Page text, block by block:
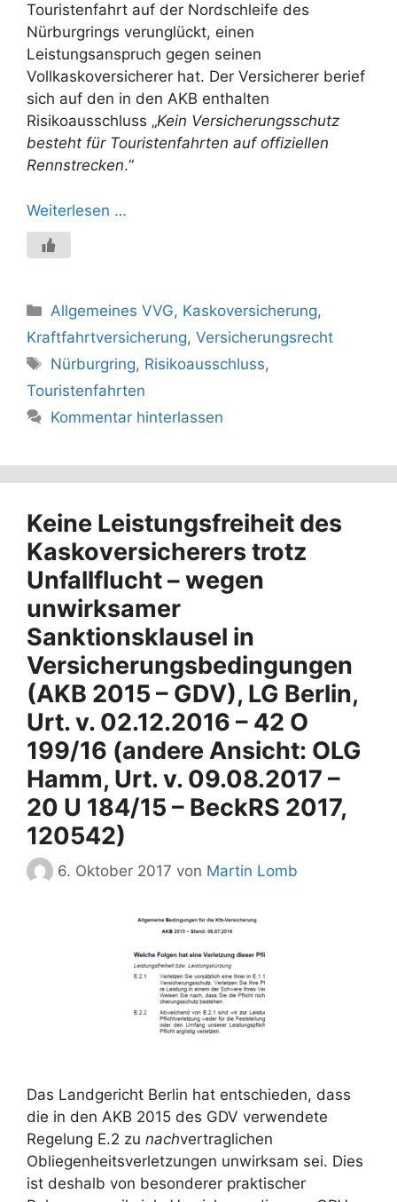
Touristenfahrt auf der Nordschleife des
Nürburgrings verunglückt, einen
Leistungsanspruch gegen seinen
Vollkaskoversicherer hat. Der Versicherer berief
sich auf den in den AKB enthalten
Risikoausschluss „Kein Versicherungsschutz
besteht für Touristenfahrten auf offiziellen
Rennstrecken.“
Weiterlesen …
Kategorien
Allgemeines VVG, Kaskoversicherung,
Kraftfahrtversicherung, Versicherungsrecht
Schlagwörter
Nürburgring, Risikoausschluss,
Touristenfahrten
Kommentar hinterlassen
Keine Leistungsfreiheit des
Kaskoversicherers trotz
Unfallflucht – wegen
unwirksamer
Sanktionsklausel in
Versicherungsbedingungen
(AKB 2015 – GDV), LG Berlin,
Urt. v. 02.12.2016 – 42 O
199/16 (andere Ansicht: OLG
Hamm, Urt. v. 09.08.2017 –
20 U 184/15 – BeckRS 2017,
120542)
6. Oktober 2017 von Martin Lomb
Das Landgericht Berlin hat entschieden, dass
die in den AKB 2015 des GDV verwendete
Regelung E.2 zu nachvertraglichen
Obliegenheitsverletzungen unwirksam sei. Dies
ist deshalb von besonderer praktischer